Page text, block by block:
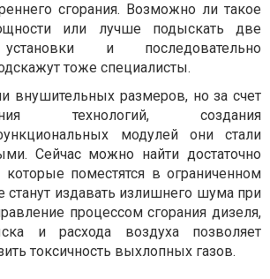
сгорания. Возможно ли такое
или лучше подыскать две
и последовательно
тоже специалисты.
внушительных размеров, но за счет
технологий, создания
модулей они стали
Сейчас можно найти достаточно
поместятся в ограниченном
станут издавать излишнего шума при
процессом сгорания дизеля,
и расхода воздуха позволяет
токсичность выхлопных газов.